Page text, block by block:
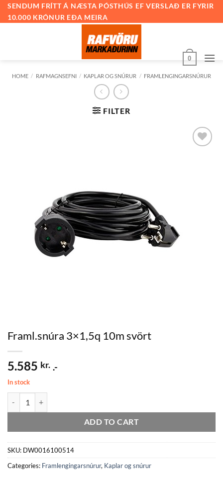
SkipSENDUM FRÍTT Á NÆSTA PÓSTHÚS EF VERSLAÐ ER FYRIR
10.000 KRÓNUR EÐA MEIRA
0
HOME / RAFMAGNSEFNI / KAPLAR OG SNÚRUR / FRAMLENGINGARSNÚRUR
FILTER
Framl.snúra 3×1,5q 10m svört
5.585 kr. .-
In stock
ADD TO CART
SKU: DW0016100514
Categories: Framlengingarsnúrur, Kaplar og snúrur